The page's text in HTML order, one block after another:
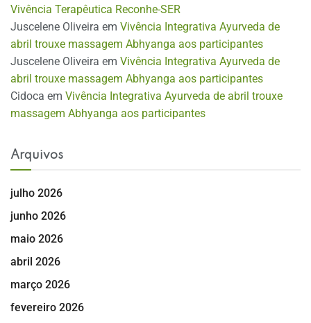
Vivência Terapêutica Reconhe-SER
Juscelene Oliveira em Vivência Integrativa Ayurveda de
abril trouxe massagem Abhyanga aos participantes
Juscelene Oliveira em Vivência Integrativa Ayurveda de
abril trouxe massagem Abhyanga aos participantes
Cidoca em Vivência Integrativa Ayurveda de abril trouxe
massagem Abhyanga aos participantes
Arquivos
julho 2026
junho 2026
maio 2026
abril 2026
março 2026
fevereiro 2026